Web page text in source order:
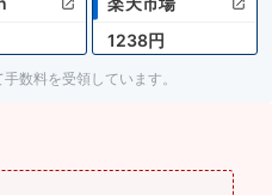
1238円
数料を受領しています。